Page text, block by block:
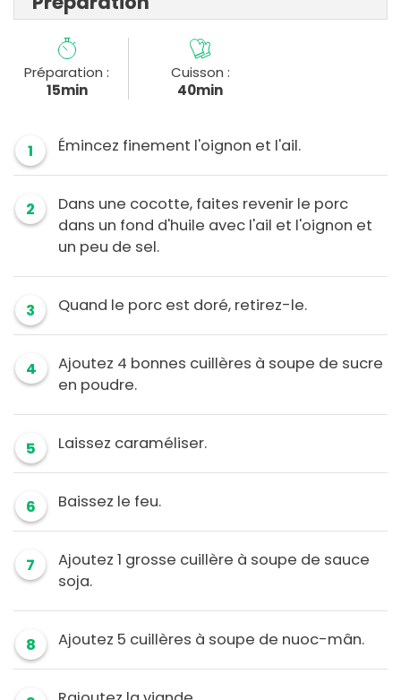
Préparation :
15min
Cuisson :
40min
1 Émincez finement l'oignon et l'ail.
2
Dans une cocotte, faites revenir le porc
dans un fond d'huile avec l'ail et l'oignon et
un peu de sel.
3 Quand le porc est doré, retirez-le.
4
Ajoutez 4 bonnes cuillères à soupe de sucre
en poudre.
5 Laissez caraméliser.
6 Baissez le feu.
7
Ajoutez 1 grosse cuillère à soupe de sauce
soja.
8 Ajoutez 5 cuillères à soupe de nuoc-mân.